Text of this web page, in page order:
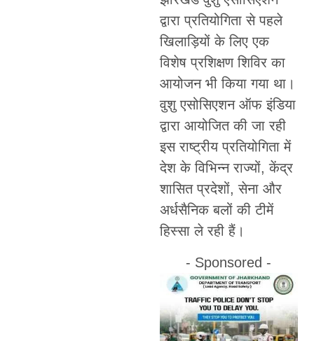
द्वारा प्रतियोगिता से पहले
खिलाड़ियों के लिए एक
विशेष प्रशिक्षण शिविर का
आयोजन भी किया गया था।
वुशु एसोसिएशन ऑफ इंडिया
द्वारा आयोजित की जा रही
इस राष्ट्रीय प्रतियोगिता में
देश के विभिन्न राज्यों, केंद्र
शासित प्रदेशों, सेना और
अर्धसैनिक बलों की टीमें
हिस्सा ले रही हैं।
- Sponsored -